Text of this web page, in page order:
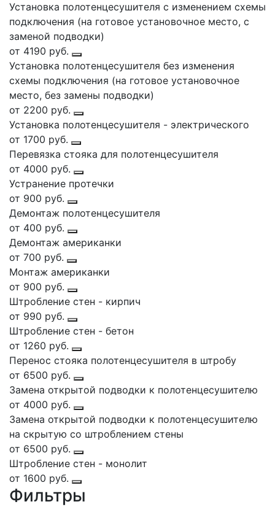
Установка полотенцесушителя с изменением схемы
подключения (на готовое установочное место, с
заменой подводки)
от 4190 руб.
Установка полотенцесушителя без изменения
схемы подключения (на готовое установочное
место, без замены подводки)
от 2200 руб.
Установка полотенцесушителя - электрического
от 1700 руб.
Перевязка стояка для полотенцесушителя
от 4000 руб.
Устранение протечки
от 900 руб.
Демонтаж полотенцесушителя
от 400 руб.
Демонтаж американки
от 700 руб.
Монтаж американки
от 900 руб.
Штробление стен - кирпич
от 990 руб.
Штробление стен - бетон
от 1260 руб.
Перенос стояка полотенцесушителя в штробу
от 6500 руб.
Замена открытой подводки к полотенцесушителю
от 4000 руб.
Замена открытой подводки к полотенцесушителю
на скрытую со штроблением стены
от 6500 руб.
Штробление стен - монолит
от 1600 руб.
Фильтры